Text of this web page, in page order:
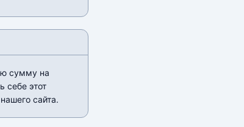
сумму на
себе этот
сайта.